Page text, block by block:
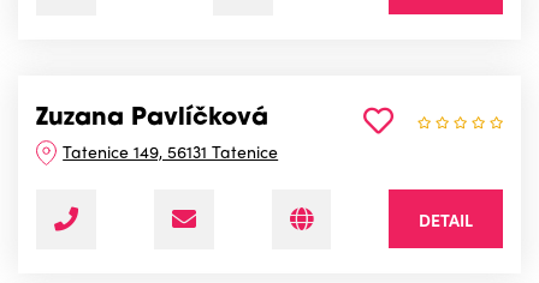
Zuzana Pavlíčková
Tatenice 149, 56131 Tatenice
DETAIL